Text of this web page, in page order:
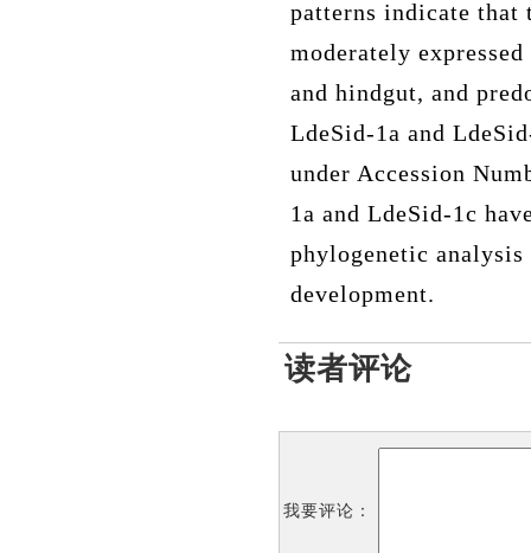
patterns indicate that
moderately
and hindgut, and
LdeSid-1a and
under Accession
1a and LdeSid-1c
phylogenetic
development.
读者评论
我要评论：